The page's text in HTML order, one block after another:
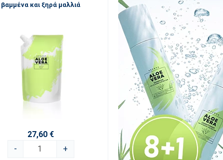
βαμμένα και ξηρά μαλλιά
27,60 €
-
+